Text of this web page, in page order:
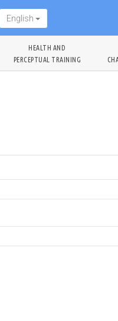
English
HEALTH AND
PERCEPTUAL TRAINING